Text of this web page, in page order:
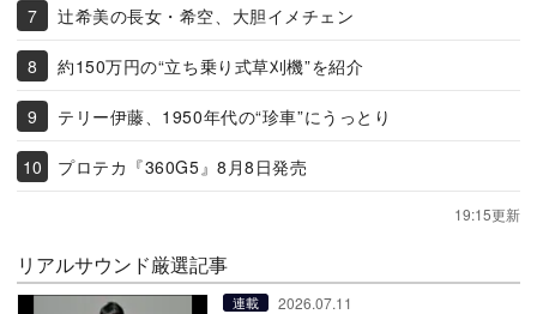
辻希美の長女・希空、大胆イメチェン
約150万円の“立ち乗り式草刈機”を紹介
テリー伊藤、1950年代の“珍車”にうっとり
プロテカ『360G5』8月8日発売
19:15更新
リアルサウンド厳選記事
連載 2026.07.11